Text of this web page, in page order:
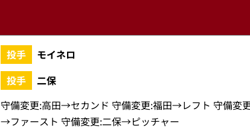
投手
モイネロ
投手
二保
守備変更:高田→セカンド 守備変更:福田→レフト 守備変
→ファースト 守備変更:二保→ピッチャー